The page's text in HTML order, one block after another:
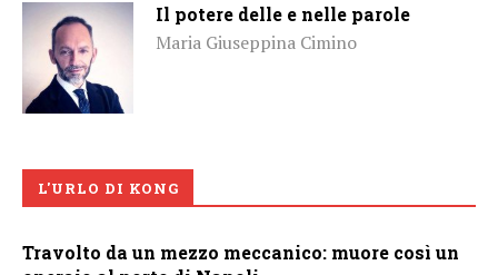
Il potere delle e nelle parole
Maria Giuseppina Cimino
L'URLO DI KONG
Travolto da un mezzo meccanico: muore così un